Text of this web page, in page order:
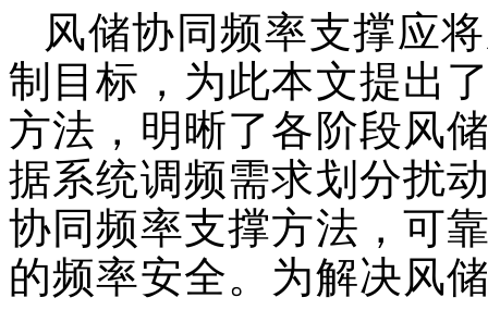
风储协同频率支撑应
制目标，为此本文提出
方法，明晰了各阶段风
据系统调频需求划分扰
协同频率支撑方法，可
的频率安全。为解决风